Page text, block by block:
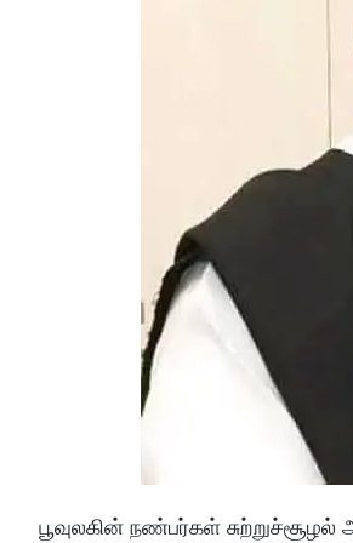
பூவுலகின் நண்பர்கள்